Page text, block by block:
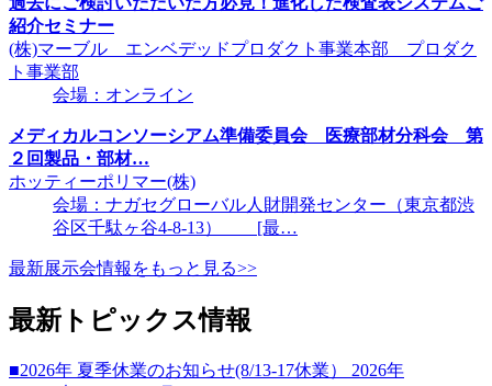
紹介セミナー
(株)マーブル エンベデッドプロダクト事業本部 プロダク
ト事業部
会場：オンライン
メディカルコンソーシアム準備委員会 医療部材分科会 第
２回製品・部材…
ホッティーポリマー(株)
会場：ナガセグローバル人財開発センター（東京都渋
谷区千駄ヶ谷4-8-13） [最…
最新展示会情報をもっと見る>>
最新トピックス情報
■2026年 夏季休業のお知らせ(8/13-17休業） 2026年